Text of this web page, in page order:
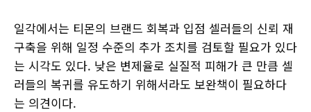
일각에서는 티몬의 브랜드 회복과 입점 셀러들의 신뢰 재
구축을 위해 일정 수준의 추가 조치를 검토할 필요가 있다
는 시각도 있다. 낮은 변제율로 실질적 피해가 큰 만큼 셀
러들의 복귀를 유도하기 위해서라도 보완책이 필요하다
는 의견이다.